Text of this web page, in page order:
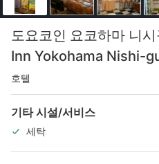
도요코인 요코하마 니
Inn Yokohama Nishi-
호텔
기타 시설/서비스
세탁